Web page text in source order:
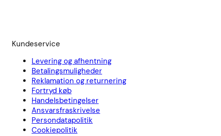
Kundeservice
Levering og afhentning
Betalingsmuligheder
Reklamation og returnering
Fortryd køb
Handelsbetingelser
Ansvarsfraskrivelse
Persondatapolitik
Cookiepolitik